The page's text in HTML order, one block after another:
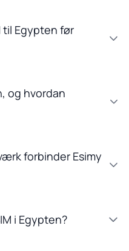
til Egypten før
og hvordan
forbinder Esimy
i Egypten?